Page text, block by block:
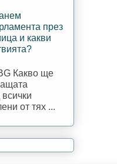
през
и какви
Какво ще
от тях ...